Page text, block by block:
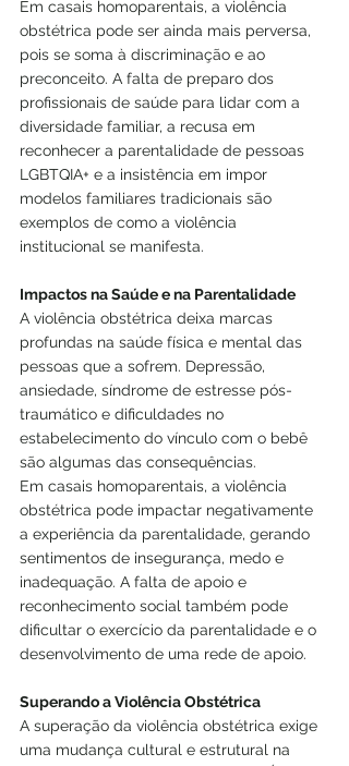
Em casais homoparentais, a violência
obstétrica pode ser ainda mais perversa,
pois se soma à discriminação e ao
preconceito. A falta de preparo dos
profissionais de saúde para lidar com a
diversidade familiar, a recusa em
reconhecer a parentalidade de pessoas
LGBTQIA+ e a insistência em impor
modelos familiares tradicionais são
exemplos de como a violência
institucional se manifesta.
Impactos na Saúde e na Parentalidade
A violência obstétrica deixa marcas
profundas na saúde física e mental das
pessoas que a sofrem. Depressão,
ansiedade, síndrome de estresse pós-
traumático e dificuldades no
estabelecimento do vínculo com o bebê
são algumas das consequências.
Em casais homoparentais, a violência
obstétrica pode impactar negativamente
a experiência da parentalidade, gerando
sentimentos de insegurança, medo e
inadequação. A falta de apoio e
reconhecimento social também pode
dificultar o exercício da parentalidade e o
desenvolvimento de uma rede de apoio.
Superando a Violência Obstétrica
A superação da violência obstétrica exige
uma mudança cultural e estrutural na